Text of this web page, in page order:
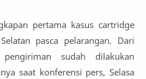
pertama kasus cartridge
pasca pelarangan. Dari
sudah dilakukan
saat konferensi pers, Selasa